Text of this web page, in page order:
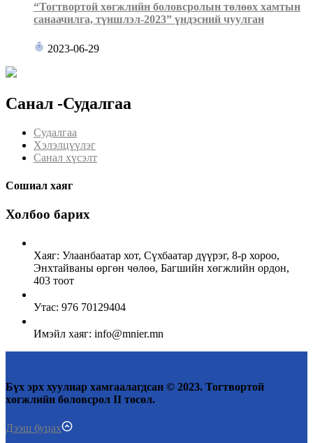
“Тогтвортой хөгжлийн боловсролын төлөөх хамтын
санаачилга, түншлэл-2023” үндэсний чуулган
2023-06-29
Санал -Судалгаа
Судалгаа
Хэлэлцүүлэг
Санал хүсэлт
Сошиал хаяг
Холбоо барих
Хаяг: Улаанбаатар хот, Сүхбаатар дүүрэг, 8-р хороо,
Энхтайваны өргөн чөлөө, Багшийн хөгжлийн ордон,
403 тоот
Утас: 976 70129404
Имэйл хаяг: info@mnier.mn
Бүх эрх хуулиар хамгаалагдсан © 2023. Тогтвортой
хөгжлийн боловсрол II төсөл.
Дээш буцах